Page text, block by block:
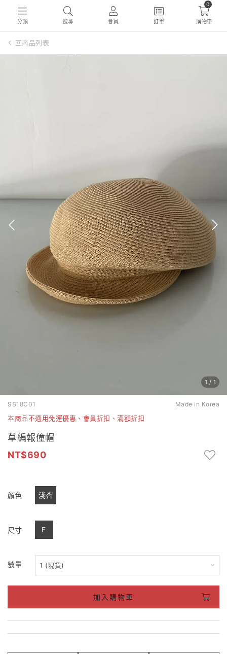
分類 搜尋 會員 訂單
0
購物車
回商品列表
1 / 1
SS18C01 Made in Korea
本商品不適用免運優惠、會員折扣、滿額折扣
草編報僮帽
690
顏色 淺杏
尺寸 F
數量
加入購物車